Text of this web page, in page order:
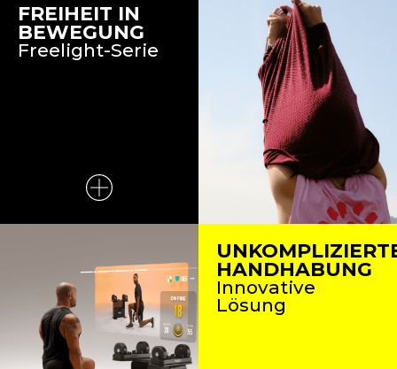
FREIHEIT IN
BEWEGUNG
Freelight-Serie
HANDHABUNG
Innovative
Lösung